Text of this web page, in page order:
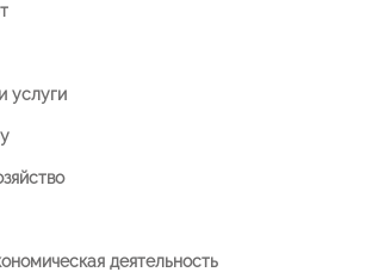
услуги
деятельность